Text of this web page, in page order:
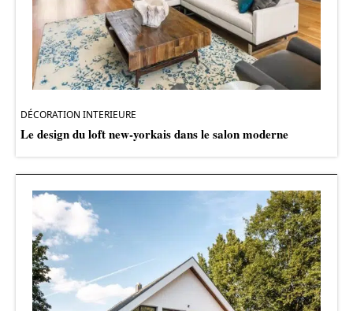
DÉCORATION INTERIEURE
Le design du loft new-yorkais dans le salon moderne